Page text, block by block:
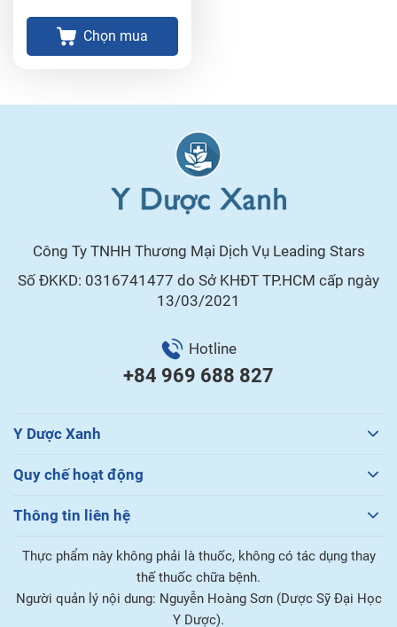
Chọn mua
Công Ty TNHH Thương Mại Dịch Vụ Leading Stars
Số ĐKKD: 0316741477 do Sở KHĐT TP.HCM cấp ngày
13/03/2021
Hotline
+84 969 688 827
Y Dược Xanh
Quy chế hoạt động
Thông tin liên hệ
Thực phẩm này không phải là thuốc, không có tác dụng thay
thế thuốc chữa bệnh.
Người quản lý nội dung: Nguyễn Hoàng Sơn (Dược Sỹ Đại Học
Y Dược).